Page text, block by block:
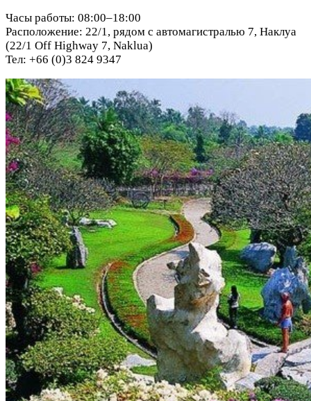
Часы работы: 08:00–18:00
Расположение: 22/1, рядом с автомагистралью 7, Наклуа
(22/1 Off Highway 7, Naklua)
Тел: +66 (0)3 824 9347